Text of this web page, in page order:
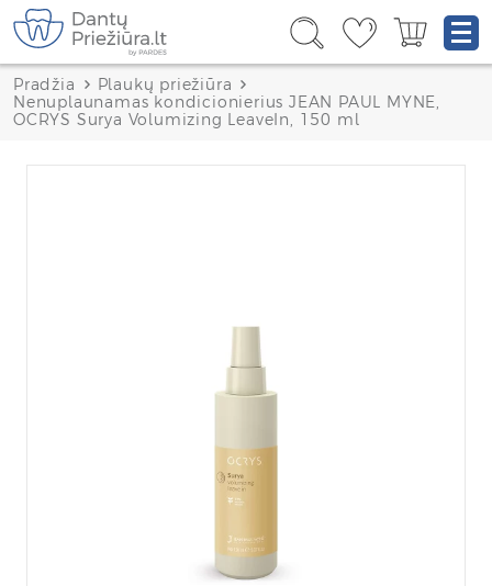
Pradžia
Plaukų priežiūra
Nenuplaunamas kondicionierius JEAN PAUL MYNE,
OCRYS Surya Volumizing LeaveIn, 150 ml